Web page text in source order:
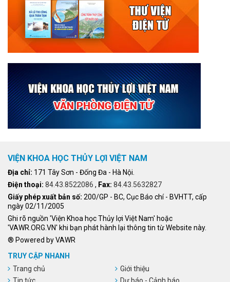
VIỆN KHOA HỌC THỦY LỢI VIỆT NAM
Địa chỉ: 171 Tây Sơn - Đống Đa - Hà Nội.
Điện thoại: 84.43.8522086 , Fax: 84.43.5632827
Giấy phép xuất bản số: 200/GP - BC, Cục Báo chí - BVHTT, cấp
ngày 02/11/2005
Ghi rõ nguồn 'Viện Khoa học Thủy lợi Việt Nam' hoặc
'VAWR.ORG.VN' khi bạn phát hành lại thông tin từ Website này.
® Powered by VAWR
TRUY CẬP NHANH
Trang chủ
Giới thiệu
Tin tức
Dự báo - Cảnh báo